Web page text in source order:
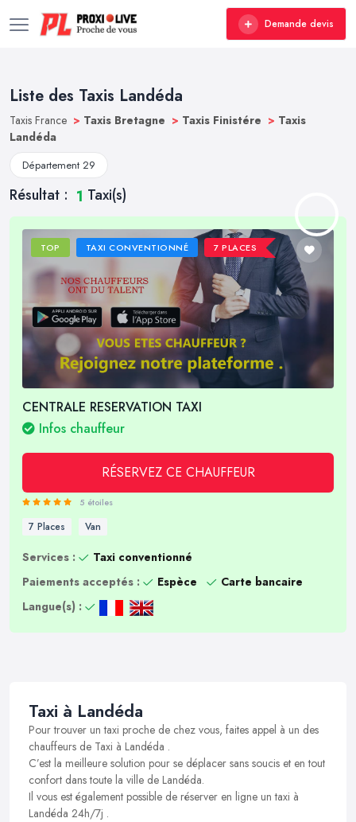
Demande devis
Liste des Taxis Landéda
Taxis France > Taxis Bretagne > Taxis Finistére > Taxis
Landéda
Département 29
Résultat : 1 Taxi(s)
TOP TAXI CONVENTIONNÉ 7 PLACES
CENTRALE RESERVATION TAXI
Infos chauffeur
RÉSERVEZ CE CHAUFFEUR
5 étoiles
7 Places Van
Services :
Taxi conventionné
Paiements acceptés :
Espèce
Carte bancaire
Langue(s) :
Taxi à Landéda
Pour trouver un taxi proche de chez vous, faites appel à un des
chauffeurs de Taxi à Landéda .
C’est la meilleure solution pour se déplacer sans soucis et en tout
confort dans toute la ville de Landéda.
Il vous est également possible de réserver en ligne un taxi à
Landéda 24h/7j .